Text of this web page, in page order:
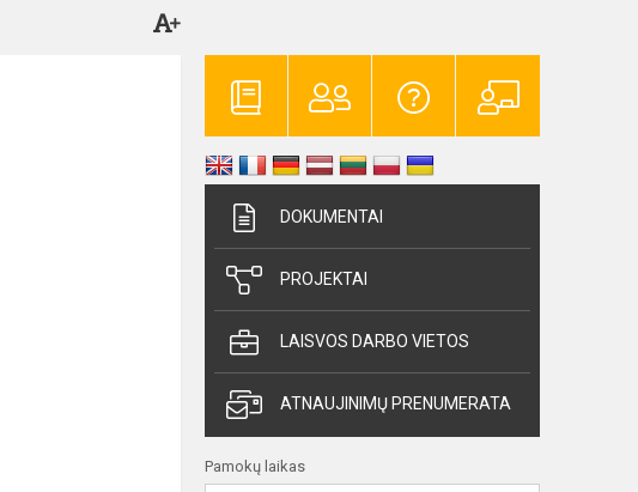
DOKUMENTAI
PROJEKTAI
LAISVOS DARBO VIETOS
ATNAUJINIMŲ PRENUMERATA
Pamokų laikas